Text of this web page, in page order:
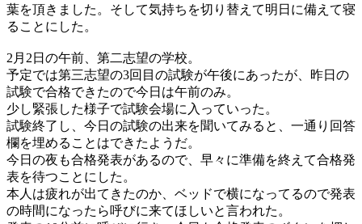
葉を頂きました。そして気持ちを切り替えて明日に備えて寝
ることにした。
2月2日の午前、第二志望の学校。
予定では第三志望の3回目の試験が午後にあったが、昨日の
試験で合格できたので今日は午前のみ。
少し緊張した様子で試験会場に入っていった。
試験終了し、今日の試験の出来を聞いてみると、一通り回答
欄を埋めることはできたようだ。
今日の夜も合格発表があるので、早々に準備を終えて合格発
表を待つことにした。
本人は疲れが出てきたのか、ベッドで横になってるので発表
の時間になったら呼びに来てほしいと言われた。